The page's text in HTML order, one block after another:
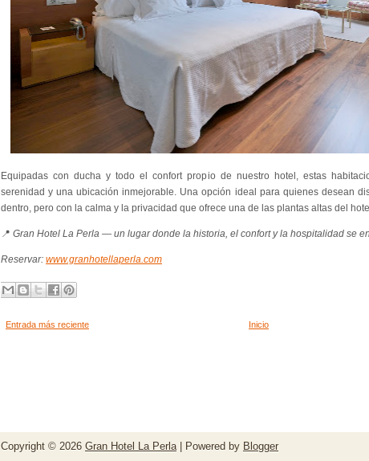
Equipadas con ducha y todo el confort propio de nuestro hotel, estas
serenidad y una ubicación inmejorable. Una opción ideal para quienes desean
dentro, pero con la calma y la privacidad que ofrece una de las plantas altas del
📍 Gran Hotel La Perla — un lugar donde la historia, el confort y la hospitalidad se
Reservar: www.granhotellaperla.com
Entrada más reciente Inicio
Copyright © 2026 Gran Hotel La Perla| Powered by Blogger